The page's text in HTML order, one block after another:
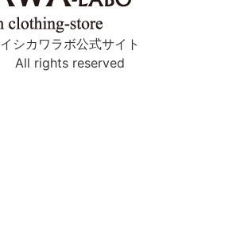
イシカワラボ公式サイト
All rights reserved